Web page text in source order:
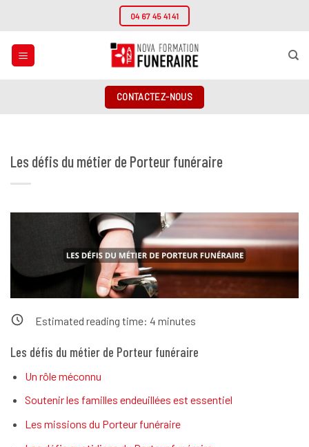
contenu
04 67 45 41 41
CONTACTEZ-NOUS
Les défis du métier de Porteur funéraire
Estimated reading time: 4 minutes
Les défis du métier de Porteur funéraire
Un rôle méconnu
Soutenir les familles endeuillées est essentiel
Les missions du Porteur funéraire